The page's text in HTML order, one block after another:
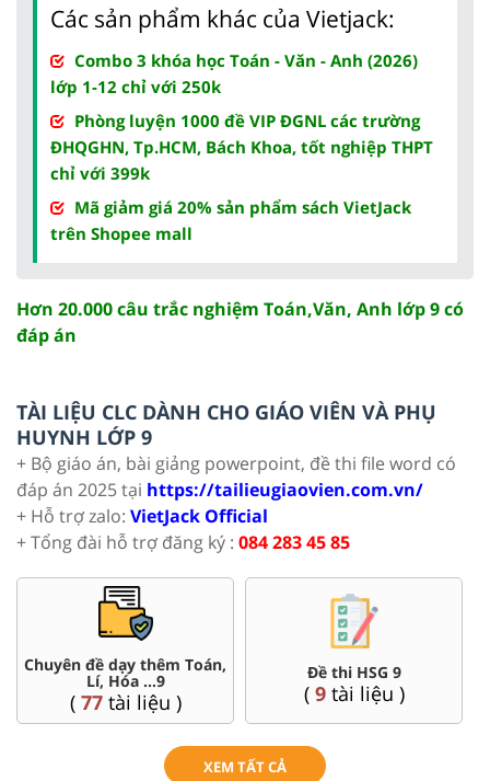
Các sản phẩm khác của Vietjack:
Combo 3 khóa học Toán - Văn - Anh (2026)
lớp 1-12 chỉ với 250k
Phòng luyện 1000 đề VIP ĐGNL các trường
ĐHQGHN, Tp.HCM, Bách Khoa, tốt nghiệp THPT
chỉ với 399k
Mã giảm giá 20% sản phẩm sách VietJack
trên Shopee mall
Hơn 20.000 câu trắc nghiệm Toán,Văn, Anh lớp 9 có
đáp án
TÀI LIỆU CLC DÀNH CHO GIÁO VIÊN VÀ PHỤ
HUYNH LỚP 9
+ Bộ giáo án, bài giảng powerpoint, đề thi file word có
đáp án 2025 tại https://tailieugiaovien.com.vn/
+ Hỗ trợ zalo: VietJack Official
+ Tổng đài hỗ trợ đăng ký : 084 283 45 85
Chuyên đề dạy thêm Toán,
Lí, Hóa ...9
( 77tài liệu )
Đề thi HSG 9
( 9tài liệu )
XEM TẤT CẢ